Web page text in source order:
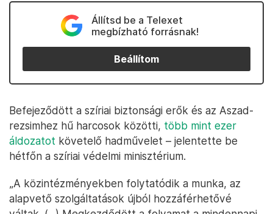
Állítsd be a Telexet
megbízható forrásnak!
Beállítom
Befejeződött a szíriai biztonsági erők és az Aszad-
rezsimhez hű harcosok közötti, több mint ezer
áldozatot követelő hadművelet – jelentette be
hétfőn a szíriai védelmi minisztérium.
„A közintézményekben folytatódik a munka, az
alapvető szolgáltatások újból hozzáférhetővé